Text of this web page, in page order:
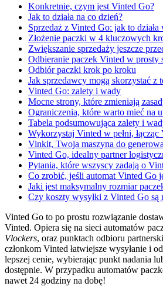
Konkretnie, czym jest Vinted Go?
Jak to działa na co dzień?
Sprzedaż z Vinted Go: jak to działa
Złożenie paczki w 4 kluczowych
Zwiększanie sprzedaży jeszcze
Odbieranie paczek Vinted w prosty
Odbiór paczki krok po kroku
Jak sprzedawcy mogą skorzystać z
Vinted Go: zalety i wady
Mocne strony, które zmieniają
Ograniczenia, które warto mieć na
Tabela podsumowująca zalety i
Wykorzystaj Vinted w pełni,
Vinkit, Twoja maszyna do
Vinted Go, idealny partner
Pytania, które wszyscy zadają o
Co zrobić, jeśli automat Vinted Go
Jaki jest maksymalny rozmiar
Czy koszty wysyłki z Vinted Go są
Vinted Go to po prostu rozwiązanie
Vinted. Opiera się na sieci automatów
Vlockers, oraz punktach odbioru
członkom Vinted łatwiejsze wysyłanie i
lepszej cenie, wybierając punkt nadania
dostępnie. W przypadku automatów
nawet 24 godziny na dobę!